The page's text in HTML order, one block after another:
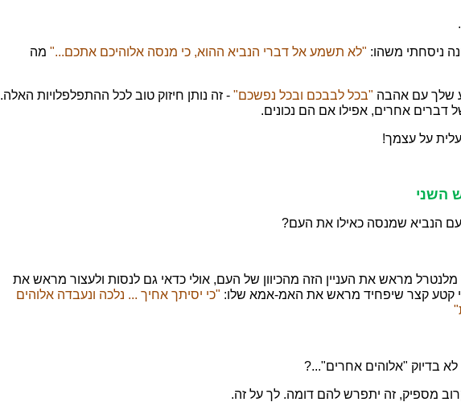
ניסחתי משהו: "לא תשמע אל דברי הנביא ההוא, כי מנסה אלוהיכם אתכם..." מה
שלך עם אהבה "בכל לבבכם ובכל נפשכם" - זה נותן חיזוק טוב לכל ההתפלפלויות האלה.
דברים אחרים, אפילו אם הם נכונים.
על עצמך!
השני
הנביא שמנסה כאילו את העם?
מראש את העניין הזה מהכיוון של העם, אולי כדאי גם לנסות ולעצור מראש את
קטע קצר שיפחיד מראש את האמ-אמא שלו: "כי יסיתך אחיך ... נלכה ונעבדה אלוהים
בדיוק "אלוהים אחרים"...?
מספיק, זה יתפרש להם דומה. לך על זה.